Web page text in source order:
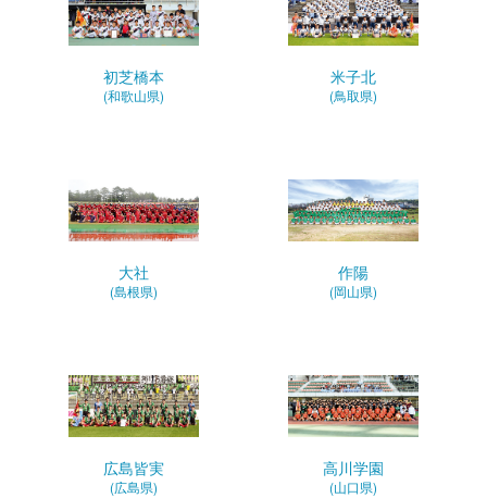
初芝橋本
(和歌山県)
米子北
(鳥取県)
大社
(島根県)
作陽
(岡山県)
広島皆実
(広島県)
高川学園
(山口県)